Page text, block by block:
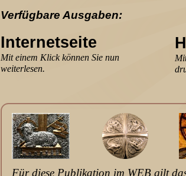
Verfügbare Ausgaben:
Internetseite
Mit einem Klick können Sie nun
weiterlesen.
Für diese Publikation im WEB gilt